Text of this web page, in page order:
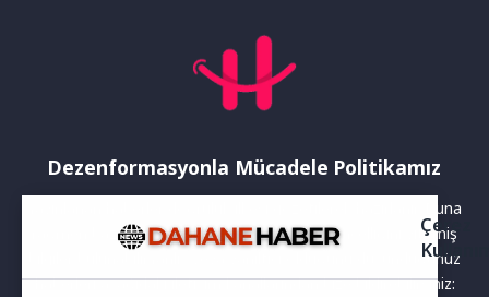
Dezenformasyonla Mücadele Politikamız
Yayınlanan haberler doğruluk ilkesi gözetilerek hazırlanır. Buna
rağmen bazı içeriklerde eksik, hatalı veya güncelliğini yitirmiş
bilgiler bulunabilir.Yanlış veya yanıltıcı olduğunu düşündüğünüz
haberleri aşağıdaki iletişim kanallarından bize bildirebilirsiniz:
Çerez